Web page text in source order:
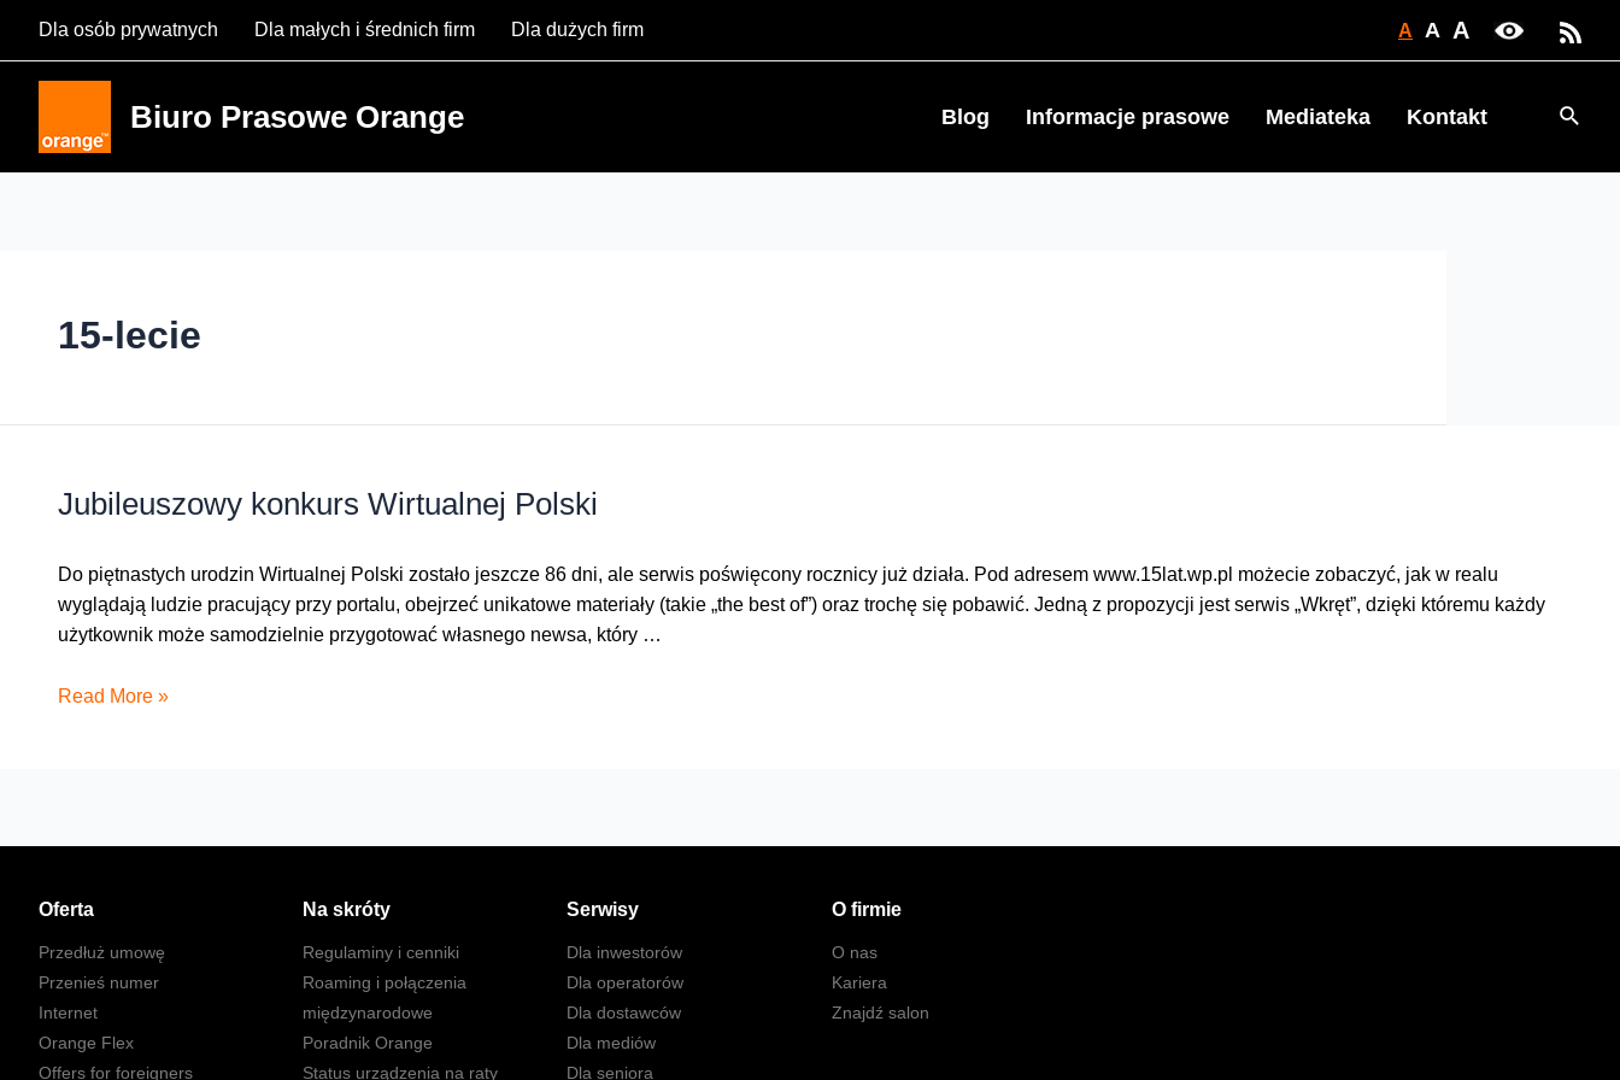
Dla osób prywatnych Dla małych i średnich firm Dla dużych firm A A A
Biuro Prasowe Orange Blog Informacje prasowe Mediateka Kontakt
15-lecie
Jubileuszowy konkurs Wirtualnej Polski
Do piętnastych urodzin Wirtualnej Polski zostało jeszcze 86 dni, ale serwis poświęcony rocznicy już działa. Pod adresem www.15lat.wp.pl możecie zobaczyć, jak w realu
wyglądają ludzie pracujący przy portalu, obejrzeć unikatowe materiały (takie „the best of”) oraz trochę się pobawić. Jedną z propozycji jest serwis „Wkręt”, dzięki któremu każdy
użytkownik może samodzielnie przygotować własnego newsa, który …
Jubileuszowy
Read More »
Oferta
Przedłuż umowę
Przenieś numer
Internet
Orange Flex
Offers for foreigners
Na skróty
Regulaminy i cenniki
Roaming i połączenia
międzynarodowe
Poradnik Orange
Status urządzenia na raty
Serwisy
Dla inwestorów
Dla operatorów
Dla dostawców
Dla mediów
Dla seniora
O firmie
O nas
Kariera
Znajdź salon